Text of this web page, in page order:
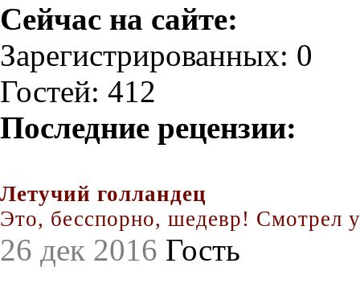
Сейчас на сайте:
Зарегистрированных: 0
Гостей: 412
Последние рецензии:
Летучий голландец
Это, бесспорно, шедевр! Смотрел
26 дек 2016 Гость